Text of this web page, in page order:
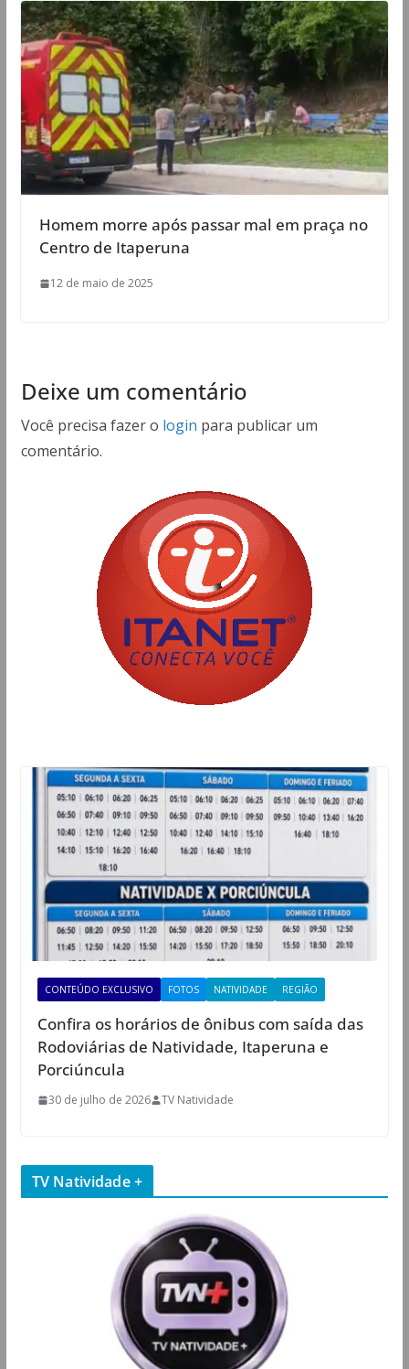
Homem morre após passar mal em praça no
Centro de Itaperuna
12 de maio de 2025
Deixe um comentário
Você precisa fazer o login para publicar um
comentário.
CONTEÚDO EXCLUSIVO FOTOS NATIVIDADE REGIÃO
Confira os horários de ônibus com saída das
Rodoviárias de Natividade, Itaperuna e
Porciúncula
30 de julho de 2026 TV Natividade
TV Natividade +